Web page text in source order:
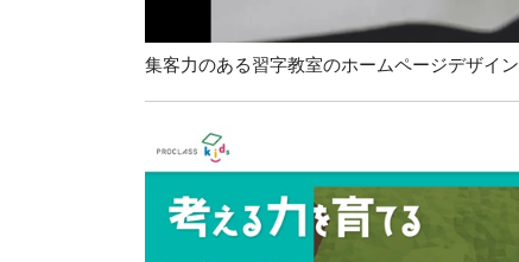
集客力のある習字教室のホームページデザイン